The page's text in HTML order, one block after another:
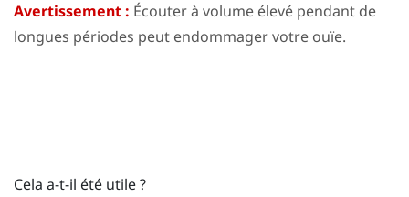
Avertissement : Écouter à volume élevé pendant de
longues périodes peut endommager votre ouïe.
Cela a-t-il été utile ?